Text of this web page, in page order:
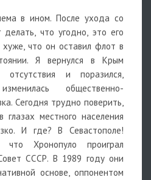
в ином. После ухода со
что угодно, это его
хуже, что он оставил флот в
Я вернулся в Крым
отсутствия и поразился,
общественно-
Сегодня трудно поверить,
местного населения
И где? В Севастополе!
что Хронопуло проиграл
СССР. В 1989 году они
основе, оппонентом